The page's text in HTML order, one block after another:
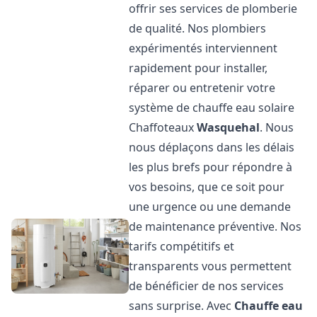
offrir ses services de plomberie
de qualité. Nos plombiers
expérimentés interviennent
rapidement pour installer,
réparer ou entretenir votre
système de chauffe eau solaire
ChaffoteauxWasquehal. Nous
nous déplaçons dans les délais
les plus brefs pour répondre à
vos besoins, que ce soit pour
une urgence ou une demande
de maintenance préventive. Nos
tarifs compétitifs et
transparents vous permettent
de bénéficier de nos services
sans surprise. Avec Chauffe eau